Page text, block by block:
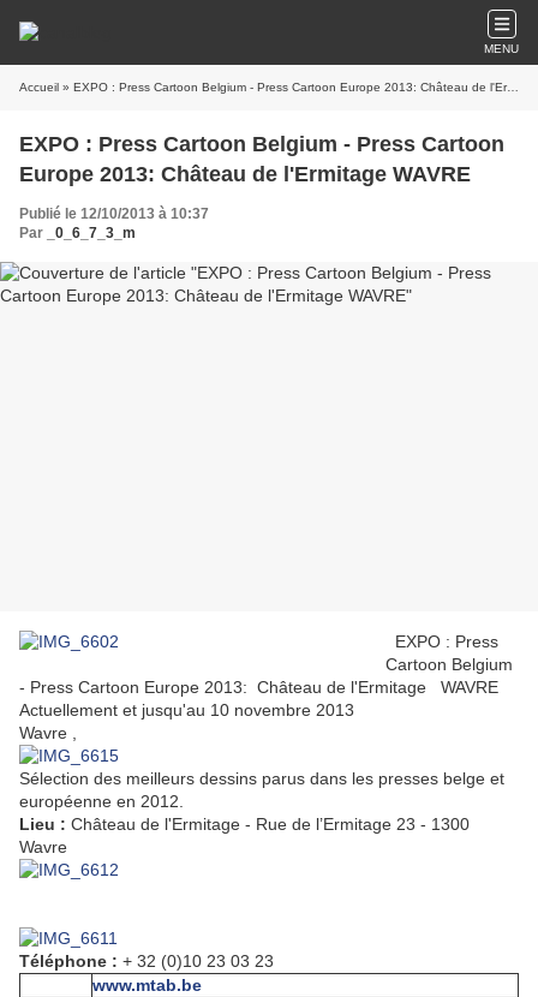
MENU
Accueil » EXPO : Press Cartoon Belgium - Press Cartoon Europe 2013: Château de l'Ermitage WAVRE
EXPO : Press Cartoon Belgium - Press Cartoon
Europe 2013: Château de l'Ermitage WAVRE
Publié le 12/10/2013 à 10:37
Par
_0_6_7_3_m
EXPO : Press
Cartoon Belgium
- Press Cartoon Europe 2013: Château de l'Ermitage WAVRE
Actuellement et jusqu'au 10 novembre 2013
Wavre ,
Sélection des meilleurs dessins parus dans les presses belge et
européenne en 2012.
Lieu : Château de l'Ermitage - Rue de l’Ermitage 23 - 1300
Wavre
Téléphone : + 32 (0)10 23 03 23
www.mtab.be